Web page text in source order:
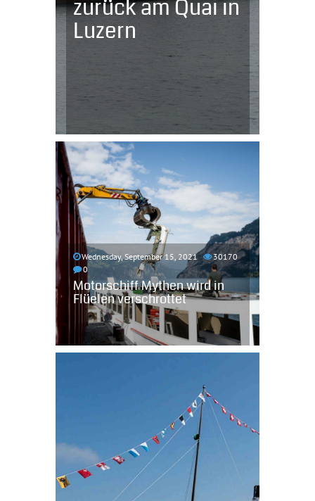
zurück am Quai in
Luzern
Wednesday, September 15, 2021
30170
0
Motorschiff Mythen wird in
Flüelen verschrottet